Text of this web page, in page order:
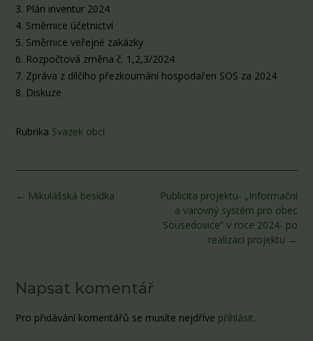
3. Plán inventur 2024
4. Směrnice účetnictví
5. Směrnice veřejné zakázky
6. Rozpočtová změna č. 1,2,3/2024
7. Zpráva z dílčího přezkoumání hospodařen SOS za 2024
8. Diskuze
Rubrika Svazek obcí
Post
Publicita projektu- „Informační
a varovný systém pro obec
Sousedovice“ v roce 2024- po
realizaci projektu →
← Mikulášská besídka
Napsat komentář
Pro přidávání komentářů se musíte nejdříve přihlásit.